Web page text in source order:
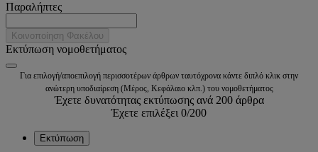
Παραλήπτες
Κοινοποίηση Φακέλου
Εκτύπωση νομοθετήματος
Για επιλογή/αποεπιλογή περισσοτέρων άρθρων ταυτόχρονα κάντε διπλό κλικ στην
ανώτερη υποδιαίρεση (Μέρος, Κεφάλαιο κλπ.) του νομοθετήματος
Έχετε δυνατότητας εκτύπωσης ανά 200 άρθρα
Έχετε επιλέξει 0/200
Εκτύπωση